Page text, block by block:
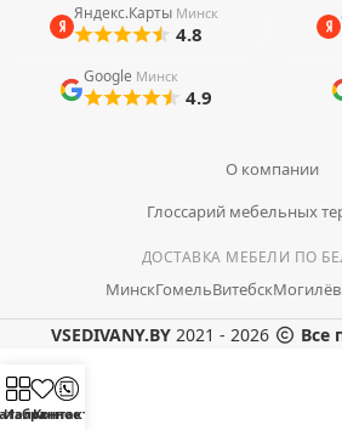
Яндекс.Карты Минск
4.8
Google Минск
4.9
О компании
Глоссарий мебельных
ДОСТАВКА МЕБЕЛИ ПО
МинскГомельВитебскМогилёв
VSEDIVANY.BY 2021 - 2026 Все
Избранное
Контакты